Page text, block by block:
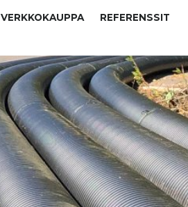
VERKKOKAUPPA
REFERENSSIT